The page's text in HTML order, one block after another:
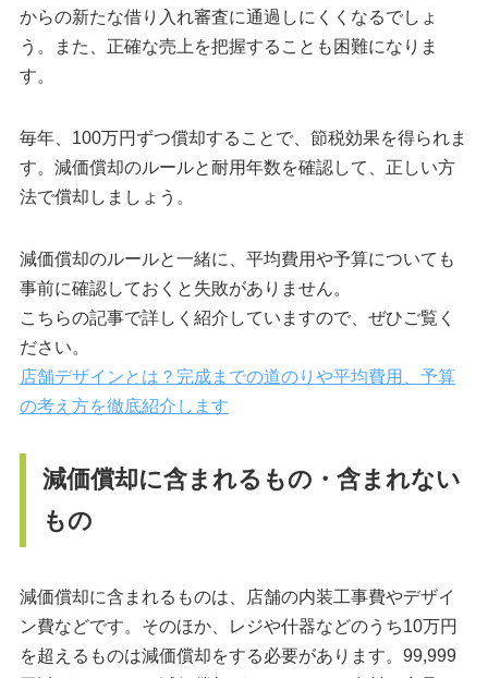
からの新たな借り入れ審査に通過しにくくなるでしょ
う。また、正確な売上を把握することも困難になりま
す。
毎年、100万円ずつ償却することで、節税効果を得られま
す。減価償却のルールと耐用年数を確認して、正しい方
法で償却しましょう。
減価償却のルールと一緒に、平均費用や予算についても
事前に確認しておくと失敗がありません。
こちらの記事で詳しく紹介していますので、ぜひご覧く
ださい。
店舗デザインとは？完成までの道のりや平均費用、予算
の考え方を徹底紹介します
減価償却に含まれるもの・含まれない
もの
減価償却に含まれるものは、店舗の内装工事費やデザイ
ン費などです。そのほか、レジや什器などのうち10万円
を超えるものは減価償却をする必要があります。99,999